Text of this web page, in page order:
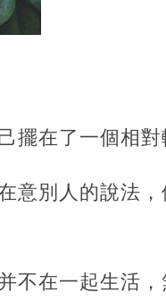
擺在了一個相對
意別人的說法，
不在一起生活